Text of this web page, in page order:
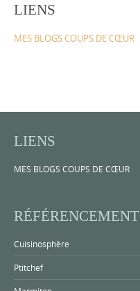
LIENS
MES BLOGS COUPS DE CŒUR
LIENS
MES BLOGS COUPS DE CŒUR
RÉFÉRENCEMENT
Cuisinosphère
Ptitchef